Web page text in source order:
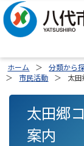
ホーム 分類から
市民活動
太
太田郷
案内